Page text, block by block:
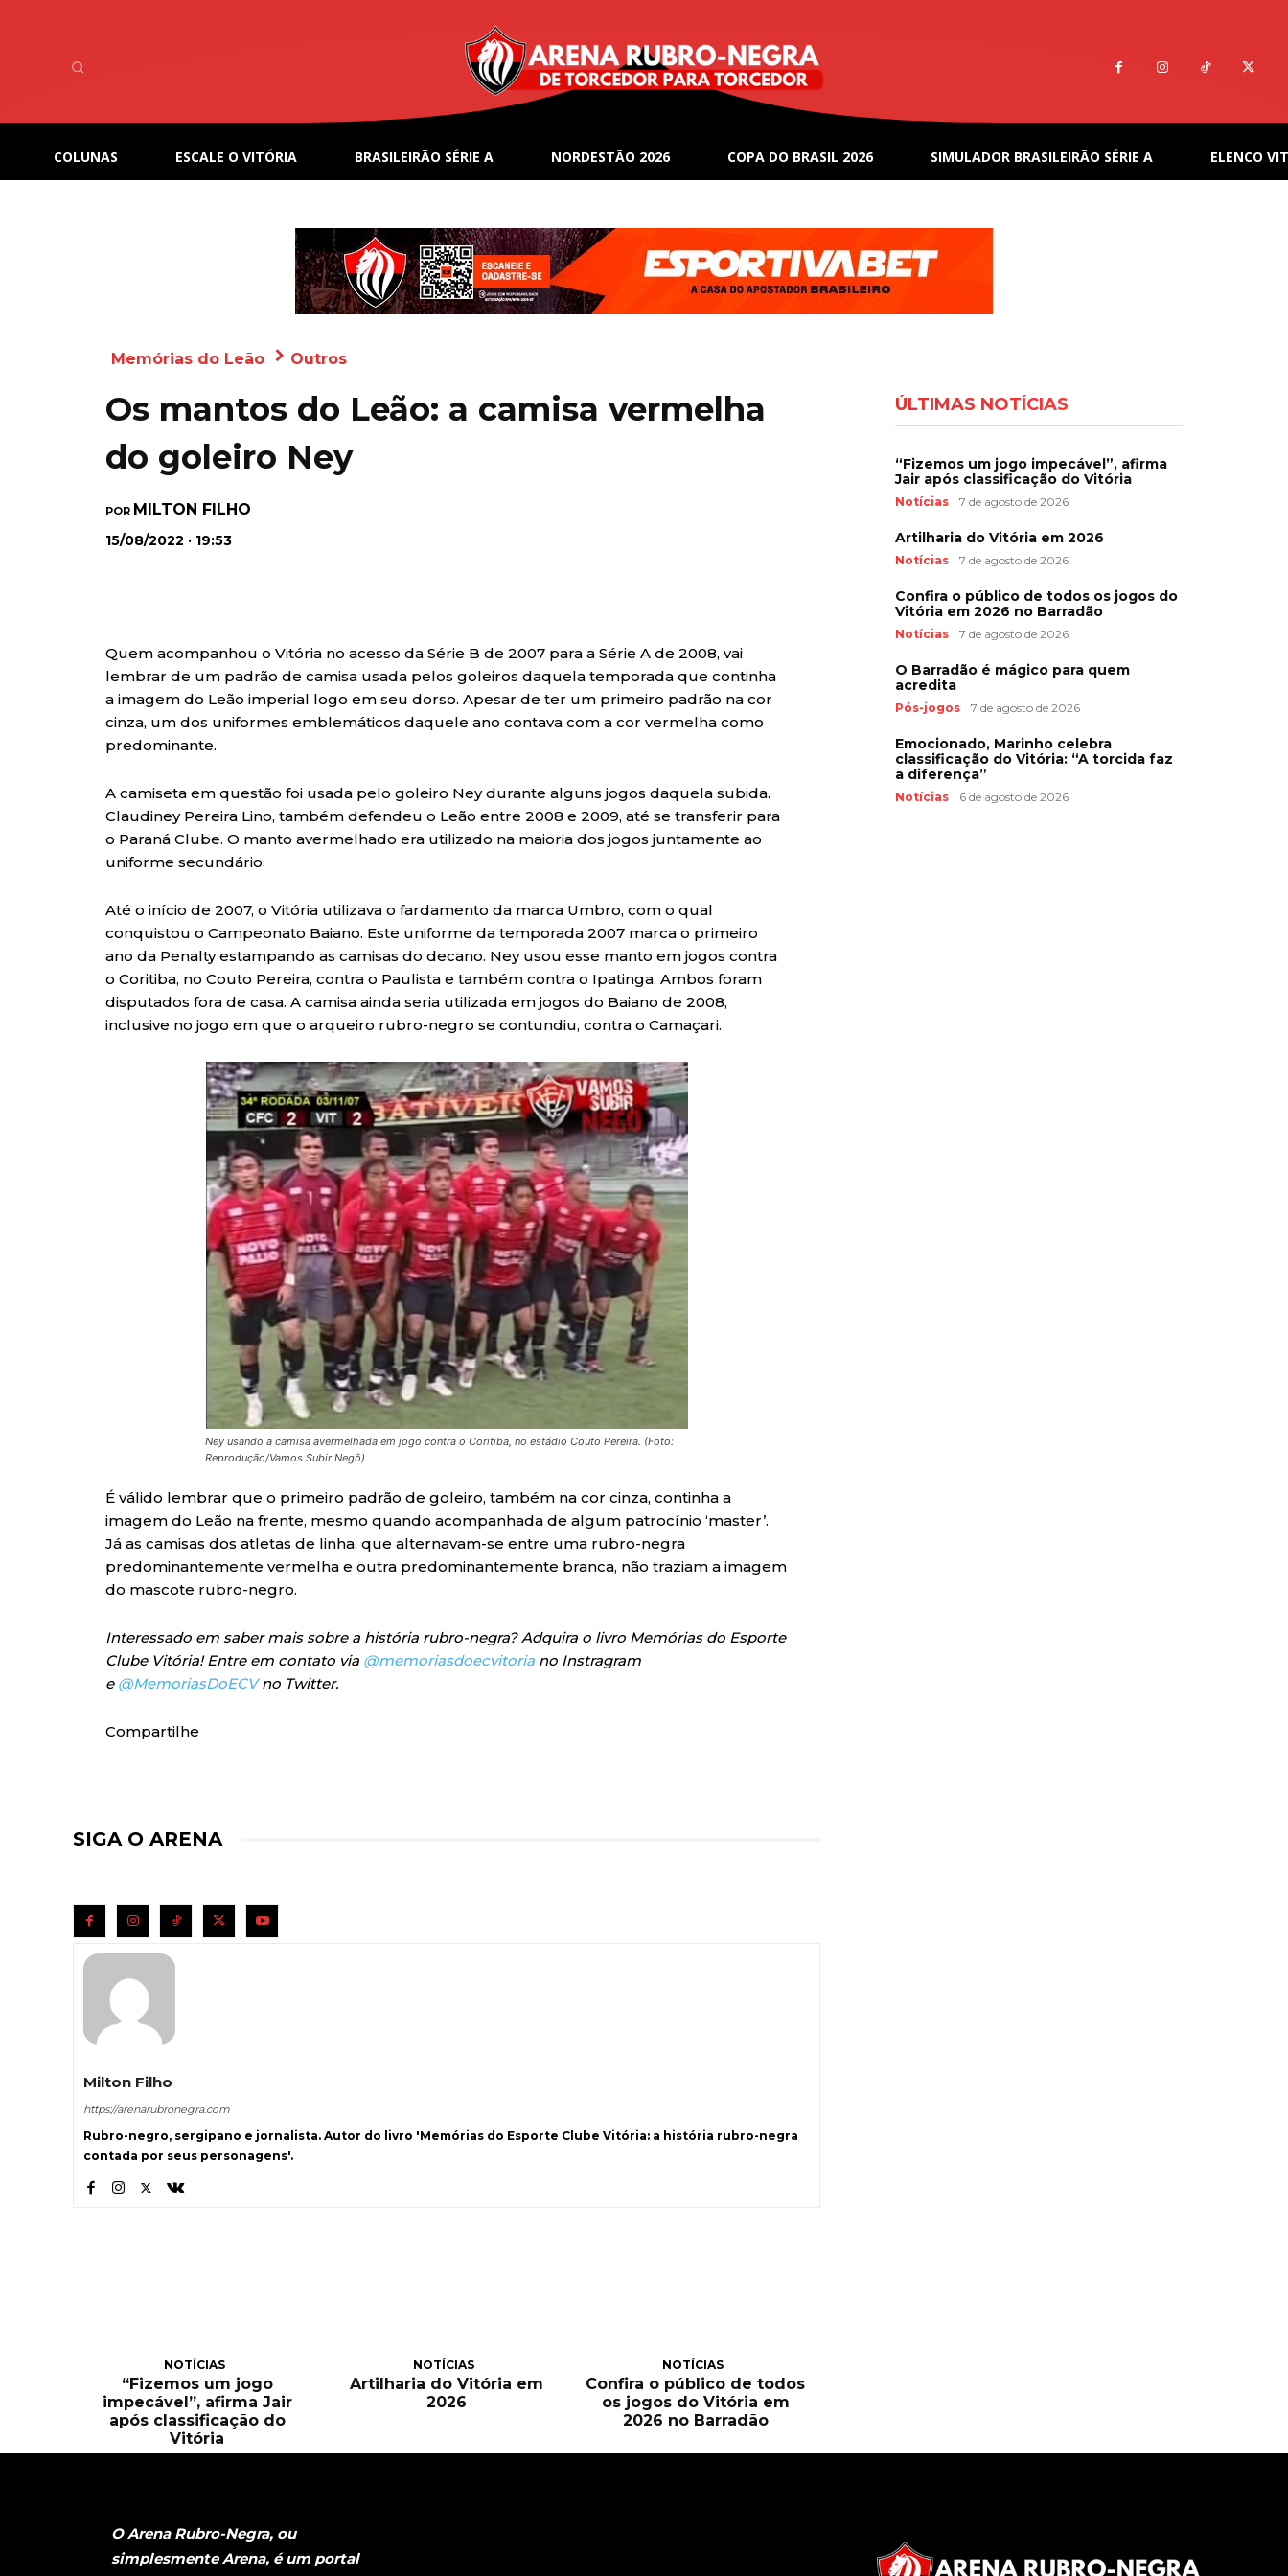
COLUNAS ESCALE O VITÓRIA BRASILEIRÃO SÉRIE A NORDESTÃO 2026 COPA DO BRASIL 2026 SIMULADOR BRASILEIRÃO SÉRIE A ELENCO
Memórias do Leão Outros
Os mantos do Leão: a camisa vermelha
do goleiro Ney
POR MILTON FILHO
15/08/2022 · 19:53
Quem acompanhou o Vitória no acesso da Série B de 2007 para a Série A de 2008, vai
lembrar de um padrão de camisa usada pelos goleiros daquela temporada que continha
a imagem do Leão imperial logo em seu dorso. Apesar de ter um primeiro padrão na cor
cinza, um dos uniformes emblemáticos daquele ano contava com a cor vermelha como
predominante.
A camiseta em questão foi usada pelo goleiro Ney durante alguns jogos daquela subida.
Claudiney Pereira Lino, também defendeu o Leão entre 2008 e 2009, até se transferir para
o Paraná Clube. O manto avermelhado era utilizado na maioria dos jogos juntamente ao
uniforme secundário.
Até o início de 2007, o Vitória utilizava o fardamento da marca Umbro, com o qual
conquistou o Campeonato Baiano. Este uniforme da temporada 2007 marca o primeiro
ano da Penalty estampando as camisas do decano. Ney usou esse manto em jogos contra
o Coritiba, no Couto Pereira, contra o Paulista e também contra o Ipatinga. Ambos foram
disputados fora de casa. A camisa ainda seria utilizada em jogos do Baiano de 2008,
inclusive no jogo em que o arqueiro rubro-negro se contundiu, contra o Camaçari.
Ney usando a camisa avermelhada em jogo contra o Coritiba, no estádio Couto Pereira. (Foto:
Reprodução/Vamos Subir Negô)
É válido lembrar que o primeiro padrão de goleiro, também na cor cinza, continha a
imagem do Leão na frente, mesmo quando acompanhada de algum patrocínio ‘master’.
Já as camisas dos atletas de linha, que alternavam-se entre uma rubro-negra
predominantemente vermelha e outra predominantemente branca, não traziam a imagem
do mascote rubro-negro.
Interessado em saber mais sobre a história rubro-negra? Adquira o livro Memórias do Esporte
Clube Vitória! Entre em contato via @memoriasdoecvitoria no Instragram
e @MemoriasDoECVno Twitter.
Compartilhe
SIGA O ARENA
Milton Filho
https://arenarubronegra.com
Rubro-negro, sergipano e jornalista. Autor do livro 'Memórias do Esporte Clube Vitória: a história rubro-negra
contada por seus personagens'.
NOTÍCIAS
“Fizemos um jogo
impecável”, afirma Jair
após classificação do
Vitória
NOTÍCIAS
Artilharia do Vitória em
2026
NOTÍCIAS
Confira o público de todos
os jogos do Vitória em
2026 no Barradão
ÚLTIMAS NOTÍCIAS
“Fizemos um jogo impecável”, afirma
Jair após classificação do Vitória
Notícias 7 de agosto de 2026
Artilharia do Vitória em 2026
Notícias 7 de agosto de 2026
Confira o público de todos os jogos do
Vitória em 2026 no Barradão
Notícias 7 de agosto de 2026
O Barradão é mágico para quem
acredita
Pós-jogos 7 de agosto de 2026
Emocionado, Marinho celebra
classificação do Vitória: “A torcida faz
a diferença”
Notícias 6 de agosto de 2026
O Arena Rubro-Negra, ou
simplesmente Arena, é um portal